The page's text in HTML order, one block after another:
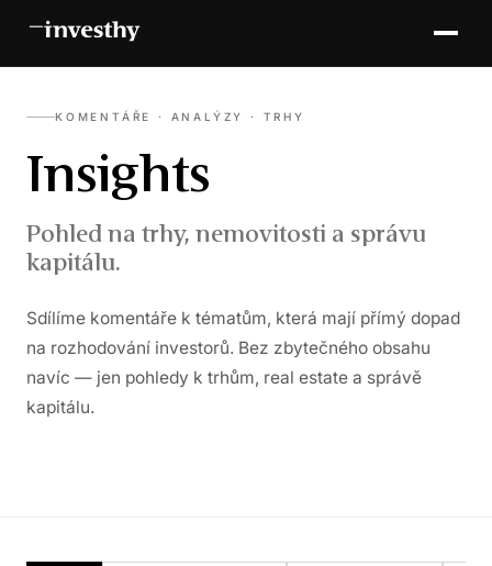
KOMENTÁŘE · ANALÝZY · TRHY
Insights
Pohled na trhy, nemovitosti a správu
kapitálu.
Sdílíme komentáře k tématům, která mají přímý dopad
na rozhodování investorů. Bez zbytečného obsahu
navíc — jen pohledy k trhům, real estate a správě
kapitálu.